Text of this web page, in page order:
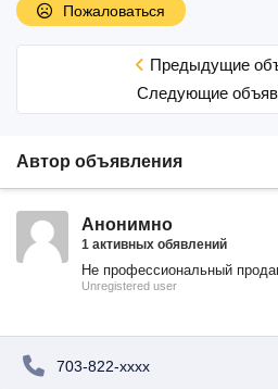
Пожаловаться
Предыдущие
Cледующие
Автор объявления
Анонимно
1 активных обявлений
Не профессиональный
Unregistered user
703-822-xxxx